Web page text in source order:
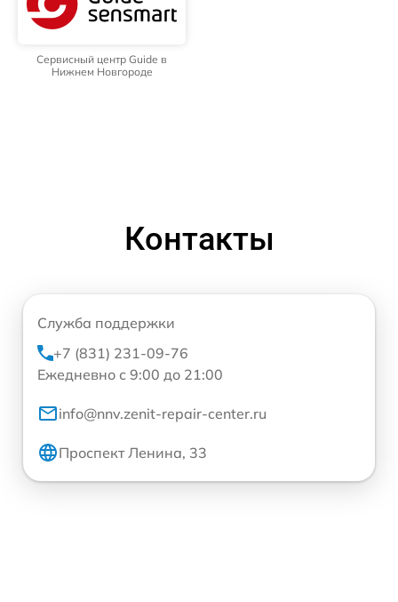
Сервисный центр Guide в
Нижнем Новгороде
Контакты
Служба поддержки
+7 (831) 231-09-76
Ежедневно с 9:00 до 21:00
info@nnv.zenit-repair-center.ru
Проспект Ленина, 33